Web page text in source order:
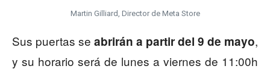
Martin Gilliard, Director de Meta Store
Sus puertas se abrirán a partir del 9 de mayo,
y su horario será de lunes a viernes de 11:00h